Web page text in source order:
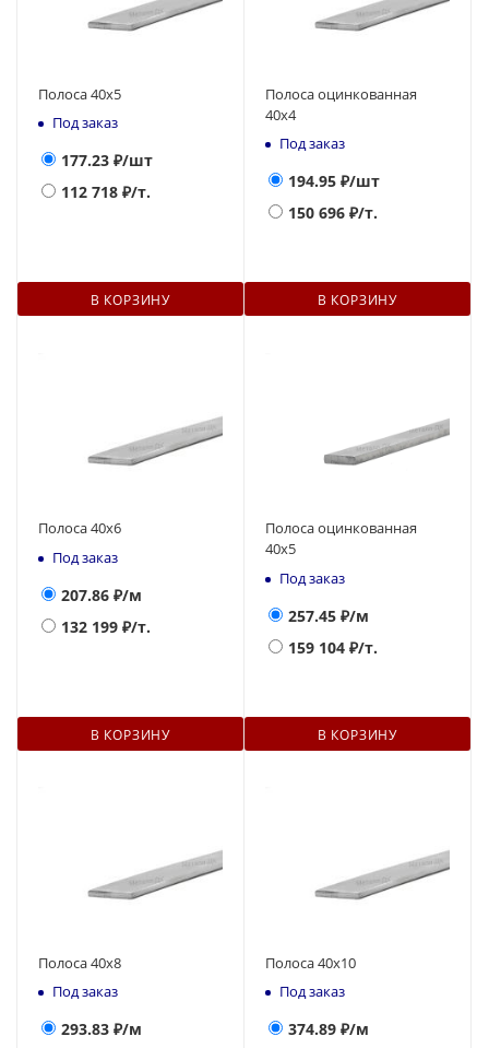
Полоса 40х5
Под заказ
177.23 ₽/шт
112 718 ₽/т.
В КОРЗИНУ
Полоса оцинкованная
40х4
Под заказ
194.95 ₽/шт
150 696 ₽/т.
В КОРЗИНУ
Полоса 40х6
Под заказ
207.86 ₽/м
132 199 ₽/т.
В КОРЗИНУ
Полоса оцинкованная
40х5
Под заказ
257.45 ₽/м
159 104 ₽/т.
В КОРЗИНУ
Полоса 40х8
Под заказ
293.83 ₽/м
Полоса 40х10
Под заказ
374.89 ₽/м